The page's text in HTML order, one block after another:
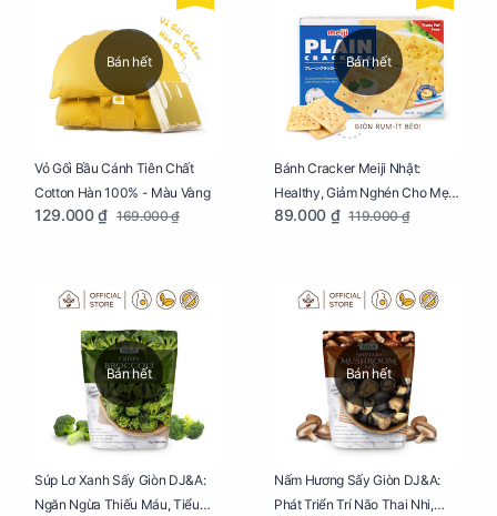
Bán hết
Vỏ Gối Bầu Cánh Tiên Chất
Cotton Hàn 100% - Màu Vàng
129.000 ₫ 169.000 ₫
Bán hết
Bánh Cracker Meiji Nhật:
Healthy, Giảm Nghén Cho Mẹ
Bầu Hộp 104g
89.000 ₫ 119.000 ₫
Bán hết
Súp Lơ Xanh Sấy Giòn DJ&A:
Ngăn Ngừa Thiếu Máu, Tiểu
Bán hết
Nấm Hương Sấy Giòn DJ&A:
Phát Triển Trí Não Thai Nhi,